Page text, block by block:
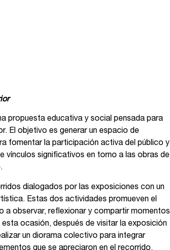
propuesta educativa y social pensada para
El objetivo es generar un espacio de
fomentar la participación activa del público y
vínculos significativos en torno a las obras de
dialogados por las exposiciones con un
Estas dos actividades promueven el
a observar, reflexionar y compartir momentos
esta ocasión, después de visitar la exposición
un diorama colectivo para integrar